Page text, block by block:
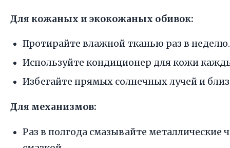
Для кожаных и экокожаных обивок:
Протирайте влажной тканью раз в неделю.
Используйте кондиционер для кожи
Избегайте прямых солнечных лучей и
Для механизмов:
Раз в полгода смазывайте металлические